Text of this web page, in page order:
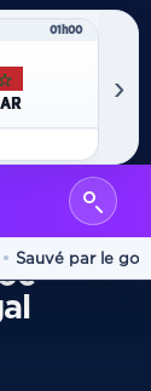
01h00
›
Sauvé par le